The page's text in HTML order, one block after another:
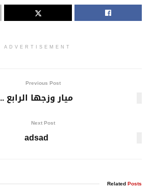
ADVERTISEMENT
Previous Post
ميار وزجها الرابع ..
Next Post
adsad
RelatedPosts